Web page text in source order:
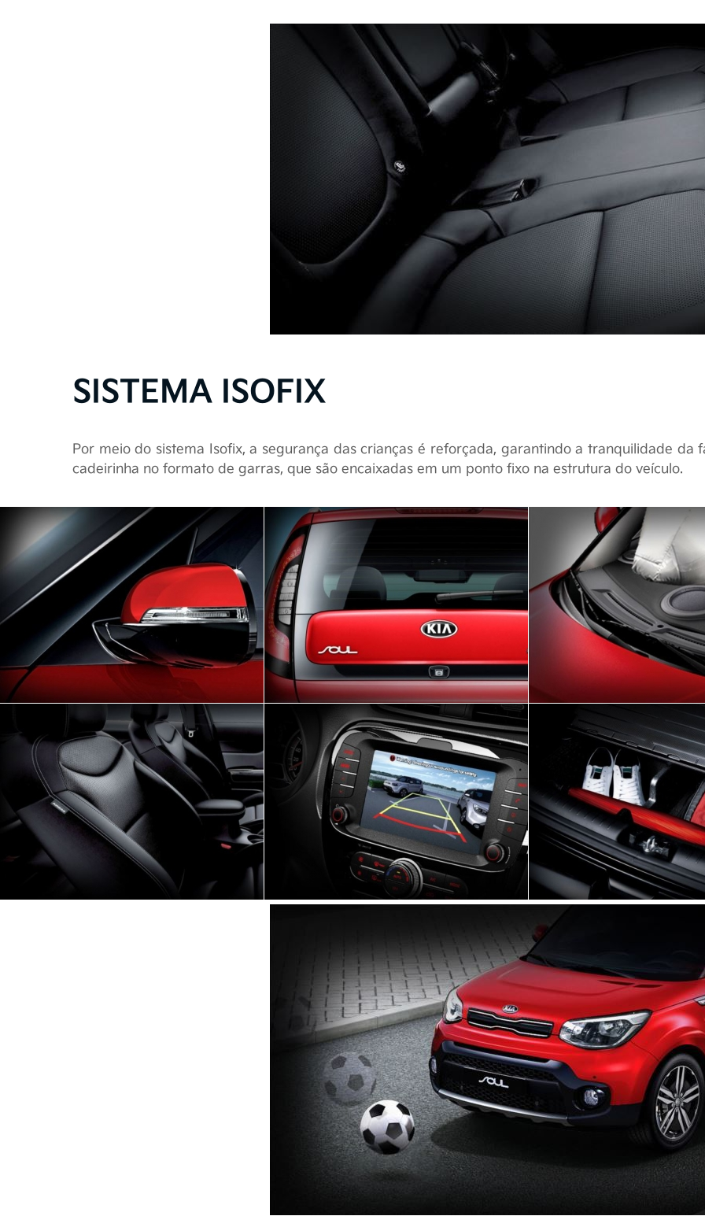
Li e aceito ostermos de uso.
SISTEMA ISOFIX
Por meio do sistema Isofix, a segurança das crianças é reforçada, garantindo a tranquilidade da
cadeirinha no formato de garras, que são encaixadas em um ponto fixo na estrutura do veículo.
Termos de uso
Políticas de Privacidade
Princípios de Proteção e Privacidade de Dados
Os princípios de proteção e privacidade de dados pessoais objetiva afirmar
clientes, potenciais clientes ou usuários de serviços/websites em relação à
Nossa responsabilidade por sua privacidade se estende igualmente aos
e terceiros contratados para tratar, processar ou armazenar seus dados
nossa autorização, e todos os nossos colaboradores são treinados para
pessoais e respeitar a sua privacidade.
Finalidade do uso de seus Dados Pessoais
Para que possamos prestar os nossos serviços, os seus dados pessoais
exclusivo do produto ou prestação do serviço contratado por você,
regulamentações vigentes. Esses também são utilizados para o envio de
a suas transações ou, mediante seu consentimento, para envio de
produtos e serviços ou divulgações diversas.
Eventualmente você pode revogar seu consentimento para envio de
produtos e serviços ou divulgações diversas através kiasperandio.com.br/
49 3330 6800.
Processamento e retenção de seus dados
Seus dados pessoais serão mantidos enquanto forem necessários para
nossos produtos e serviços a você e para atendimento de
Segurança e Confidencialidade
Ao armazenar seus dados, nos comprometemos em mantê-los em
para continuidade da prestação de nossos produtos e serviços. Serão
segurança administrativa, tecnológica e física para proteger os dados
indevido ou mesmo de uso, modificação, divulgação ou destruição
Compartilhamento de dados com outras empresas do grupo
não ligados ao negócio
Os seus dados pessoais serão compartilhados somente com a sua
finalidade da utilização específica ou por demanda judicial ou quando
reguladores com autoridade para tal.
O cliente pode solicitar a qualquer momento a exclusão de seus dados que